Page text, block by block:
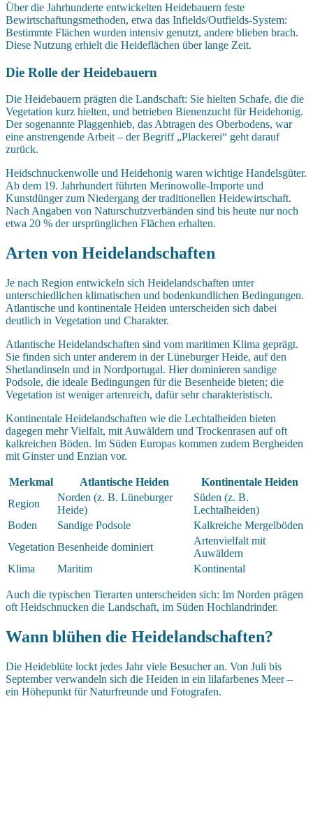
Über die Jahrhunderte entwickelten Heidebauern feste
Bewirtschaftungsmethoden, etwa das Infields/Outfields-System:
Bestimmte Flächen wurden intensiv genutzt, andere blieben brach.
Diese Nutzung erhielt die Heideflächen über lange Zeit.
Die Rolle der Heidebauern
Die Heidebauern prägten die Landschaft: Sie hielten Schafe, die die
Vegetation kurz hielten, und betrieben Bienenzucht für Heidehonig.
Der sogenannte Plaggenhieb, das Abtragen des Oberbodens, war
eine anstrengende Arbeit – der Begriff „Plackerei“ geht darauf
zurück.
Heidschnuckenwolle und Heidehonig waren wichtige Handelsgüter.
Ab dem 19. Jahrhundert führten Merinowolle-Importe und
Kunstdünger zum Niedergang der traditionellen Heidewirtschaft.
Nach Angaben von Naturschutzverbänden sind bis heute nur noch
etwa 20 % der ursprünglichen Flächen erhalten.
Arten von Heidelandschaften
Je nach Region entwickeln sich Heidelandschaften unter
unterschiedlichen klimatischen und bodenkundlichen Bedingungen.
Atlantische und kontinentale Heiden unterscheiden sich dabei
deutlich in Vegetation und Charakter.
Atlantische Heidelandschaften sind vom maritimen Klima geprägt.
Sie finden sich unter anderem in der Lüneburger Heide, auf den
Shetlandinseln und in Nordportugal. Hier dominieren sandige
Podsole, die ideale Bedingungen für die Besenheide bieten; die
Vegetation ist weniger artenreich, dafür sehr charakteristisch.
Kontinentale Heidelandschaften wie die Lechtalheiden bieten
dagegen mehr Vielfalt, mit Auwäldern und Trockenrasen auf oft
kalkreichen Böden. Im Süden Europas kommen zudem Bergheiden
mit Ginster und Enzian vor.
Merkmal Atlantische Heiden
Kontinentale Heiden
Region
Norden (z. B. Lüneburger
Heide)
Süden (z. B.
Lechtalheiden)
Boden
Sandige Podsole
Kalkreiche Mergelböden
Vegetation Besenheide dominiert
Artenvielfalt mit
Auwäldern
Klima
Maritim Kontinental
Auch die typischen Tierarten unterscheiden sich: Im Norden prägen
oft Heidschnucken die Landschaft, im Süden Hochlandrinder.
Wann blühen die Heidelandschaften?
Die Heideblüte lockt jedes Jahr viele Besucher an. Von Juli bis
September verwandeln sich die Heiden in ein lilafarbenes Meer –
ein Höhepunkt für Naturfreunde und Fotografen.